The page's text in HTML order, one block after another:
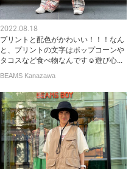
2022.08.18
プリントと配色がかわいい！！！なん
と、プリントの文字はポップコーンや
タコスなど食べ物なんです☺︎遊び心...
BEAMS Kanazawa